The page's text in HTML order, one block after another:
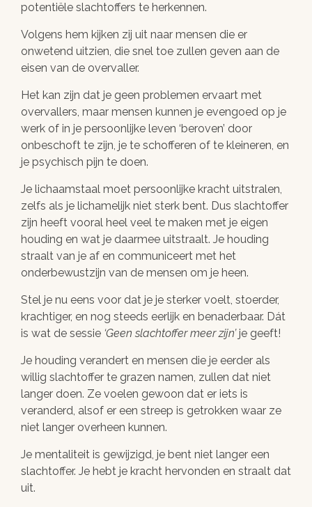
potentiële slachtoffers te herkennen.
Volgens hem kijken zij uit naar mensen die er
onwetend uitzien, die snel toe zullen geven aan de
eisen van de overvaller.
Het kan zijn dat je geen problemen ervaart met
overvallers, maar mensen kunnen je evengoed op je
werk of in je persoonlijke leven ‘beroven’ door
onbeschoft te zijn, je te schofferen of te kleineren, en
je psychisch pijn te doen.
Je lichaamstaal moet persoonlijke kracht uitstralen,
zelfs als je lichamelijk niet sterk bent. Dus slachtoffer
zijn heeft vooral heel veel te maken met je eigen
houding en wat je daarmee uitstraalt. Je houding
straalt van je af en communiceert met het
onderbewustzijn van de mensen om je heen.
Stel je nu eens voor dat je je sterker voelt, stoerder,
krachtiger, en nog steeds eerlijk en benaderbaar. Dát
is wat de sessie Geen slachtoffer meer zijnje geeft!
Je houding verandert en mensen die je eerder als
willig slachtoffer te grazen namen, zullen dat niet
langer doen. Ze voelen gewoon dat er iets is
veranderd, alsof er een streep is getrokken waar ze
niet langer overheen kunnen.
Je mentaliteit is gewijzigd, je bent niet langer een
slachtoffer. Je hebt je kracht hervonden en straalt dat
uit.